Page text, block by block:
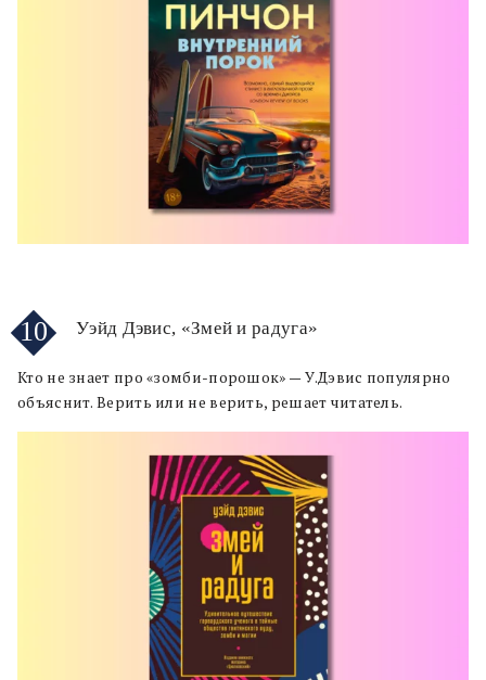
10 Уэйд Дэвис, «Змей и радуга»
Кто не знает про «зомби-порошок» — У.Дэвис популярно
объяснит. Верить или не верить, решает читатель.